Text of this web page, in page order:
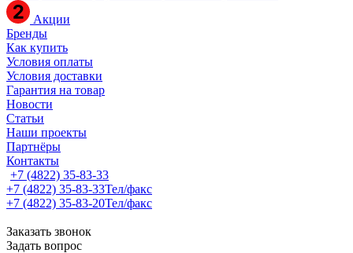
Акции
Бренды
Как купить
Условия оплаты
Условия доставки
Гарантия на товар
Новости
Статьи
Наши проекты
Партнёры
Контакты
+7 (4822) 35-83-33
+7 (4822) 35-83-33Тел/факс
+7 (4822) 35-83-20Тел/факс
Заказать звонок
Задать вопрос